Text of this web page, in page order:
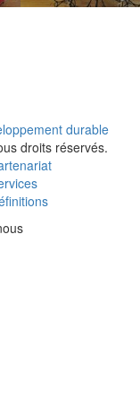
durable
droits réservés.